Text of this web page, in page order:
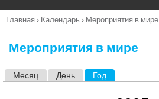
п
Вы
Главная › Календарь › Мероприятия в мире
Мероприятия в мире
Месяц День Год